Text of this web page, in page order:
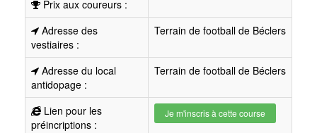
Prix aux coureurs :
Adresse des
vestiaires :
Terrain de football de Béclers
Adresse du local
antidopage :
Terrain de football de Béclers
Lien pour les
préincriptions :
Je m'inscris à cette course